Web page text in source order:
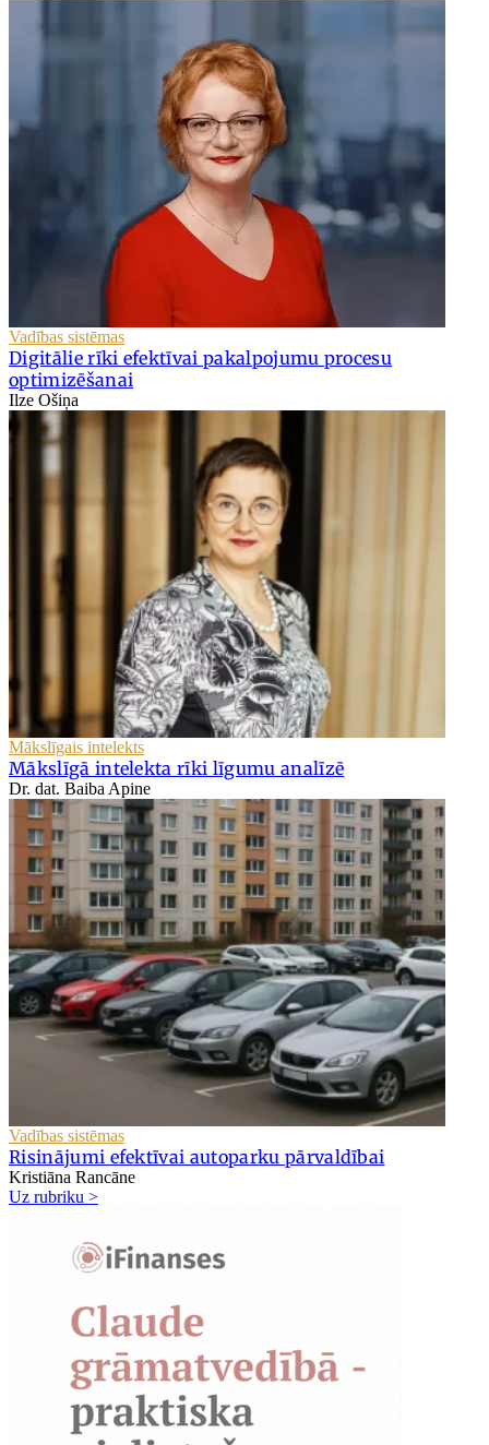
Vadības sistēmas
Digitālie rīki efektīvai pakalpojumu procesu
optimizēšanai
Ilze Ošiņa
Mākslīgais intelekts
Mākslīgā intelekta rīki līgumu analīzē
Dr. dat. Baiba Apine
Vadības sistēmas
Risinājumi efektīvai autoparku pārvaldībai
Kristiāna Rancāne
Uz rubriku >